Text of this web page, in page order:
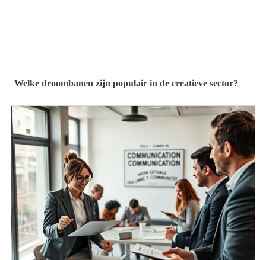
Welke droombanen zijn populair in de creatieve sector?